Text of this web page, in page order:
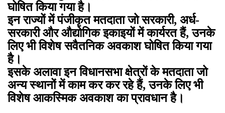
घोषित किया गया है।
इन राज्यों में पंजीकृत मतदाता जो सरकारी, अर्ध-
सरकारी और औद्योगिक इकाइयों में कार्यरत हैं, उनके
लिए भी विशेष सवैतनिक अवकाश घोषित किया गया
है।
इसके अलावा इन विधानसभा क्षेत्रों के मतदाता जो
अन्य स्थानों में काम कर कर रहे हैं, उनके लिए भी
विशेष आकस्मिक अवकाश का प्रावधान है।